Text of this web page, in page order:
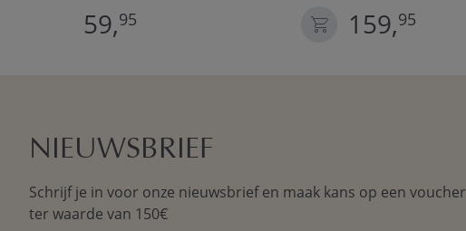
59,95 159,95
NIEUWSBRIEF
Schrijf je in voor onze nieuwsbrief en maak kans op een voucher
ter waarde van 150€